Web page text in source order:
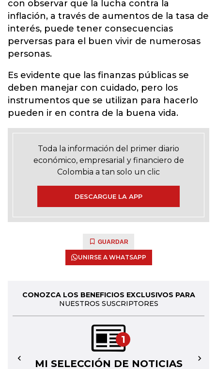
con observar que la lucha contra la
inflación, a través de aumentos de la tasa de
interés, puede tener consecuencias
perversas para el buen vivir de numerosas
personas.
Es evidente que las finanzas públicas se
deben manejar con cuidado, pero los
instrumentos que se utilizan para hacerlo
pueden ir en contra de la buena vida.
Toda la información del primer diario
económico, empresarial y financiero de
Colombia a tan solo un clic
DESCARGUE LA APP
GUARDAR
UNIRSE A WHATSAPP
CONOZCA LOS BENEFICIOS EXCLUSIVOS PARA
NUESTROS SUSCRIPTORES
1
MI SELECCIÓN DE NOTICIAS
← →